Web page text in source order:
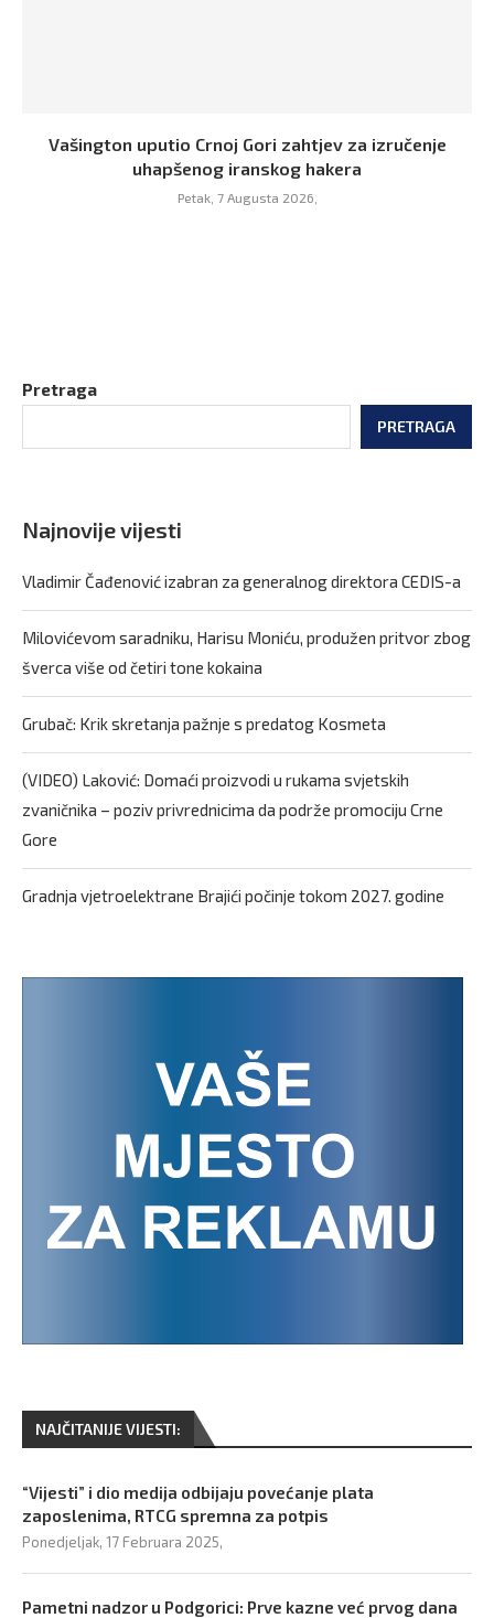
Vašington uputio Crnoj Gori zahtjev za izručenje
uhapšenog iranskog hakera
Petak, 7 Augusta 2026,
Pretraga
PRETRAGA
Najnovije vijesti
Vladimir Čađenović izabran za generalnog direktora CEDIS-a
Milovićevom saradniku, Harisu Moniću, produžen pritvor zbog
šverca više od četiri tone kokaina
Grubač: Krik skretanja pažnje s predatog Kosmeta
(VIDEO) Laković: Domaći proizvodi u rukama svjetskih
zvaničnika – poziv privrednicima da podrže promociju Crne
Gore
Gradnja vjetroelektrane Brajići počinje tokom 2027. godine
NAJČITANIJE VIJESTI:
“Vijesti” i dio medija odbijaju povećanje plata
zaposlenima, RTCG spremna za potpis
Ponedjeljak, 17 Februara 2025,
Pametni nadzor u Podgorici: Prve kazne već prvog dana